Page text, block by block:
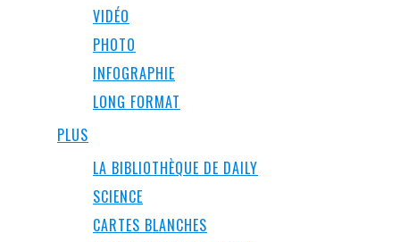
VIDÉO
PHOTO
INFOGRAPHIE
LONG FORMAT
PLUS
LA BIBLIOTHÈQUE DE DAILY
SCIENCE
CARTES BLANCHES